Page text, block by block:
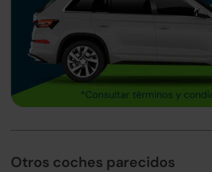
Otros coches parecidos